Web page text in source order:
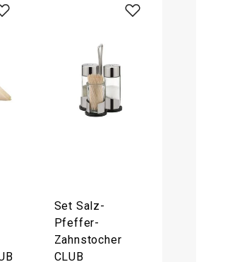
Set Salz-
Pfeffer-
Zahnstocher
CLUB